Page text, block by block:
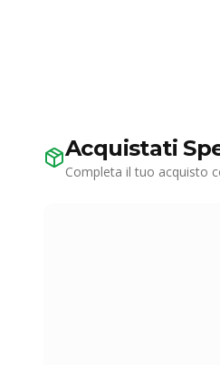
Acquistati
Completa il tuo acquisto